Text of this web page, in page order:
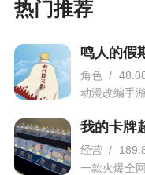
6、定时炸
攻击力：一击致
是否会惹老师
是否需要目标才
热门推荐
鸣人的假
角色 /
动漫改编手
我的卡牌
经营 /
一款火爆全